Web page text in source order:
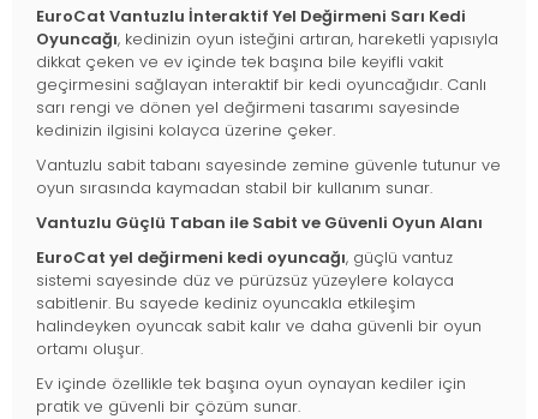
EuroCat Vantuzlu İnteraktif Yel Değirmeni Sarı Kedi
Oyuncağı, kedinizin oyun isteğini artıran, hareketli yapısıyla
dikkat çeken ve ev içinde tek başına bile keyifli vakit
geçirmesini sağlayan interaktif bir kedi oyuncağıdır. Canlı
sarı rengi ve dönen yel değirmeni tasarımı sayesinde
kedinizin ilgisini kolayca üzerine çeker.
Vantuzlu sabit tabanı sayesinde zemine güvenle tutunur ve
oyun sırasında kaymadan stabil bir kullanım sunar.
Vantuzlu Güçlü Taban ile Sabit ve Güvenli Oyun Alanı
EuroCat yel değirmeni kedi oyuncağı, güçlü vantuz
sistemi sayesinde düz ve pürüzsüz yüzeylere kolayca
sabitlenir. Bu sayede kediniz oyuncakla etkileşim
halindeyken oyuncak sabit kalır ve daha güvenli bir oyun
ortamı oluşur.
Ev içinde özellikle tek başına oyun oynayan kediler için
pratik ve güvenli bir çözüm sunar.